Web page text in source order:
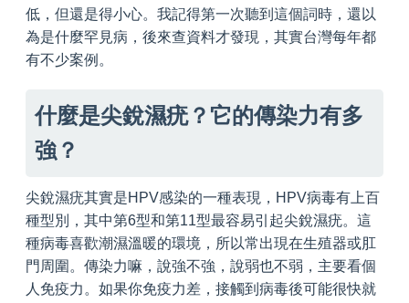
低，但還是得小心。我記得第一次聽到這個詞時，還以
為是什麼罕見病，後來查資料才發現，其實台灣每年都
有不少案例。
什麼是尖銳濕疣？它的傳染力有多
強？
尖銳濕疣其實是HPV感染的一種表現，HPV病毒有上百
種型別，其中第6型和第11型最容易引起尖銳濕疣。這
種病毒喜歡潮濕溫暖的環境，所以常出現在生殖器或肛
門周圍。傳染力嘛，說強不強，說弱也不弱，主要看個
人免疫力。如果你免疫力差，接觸到病毒後可能很快就